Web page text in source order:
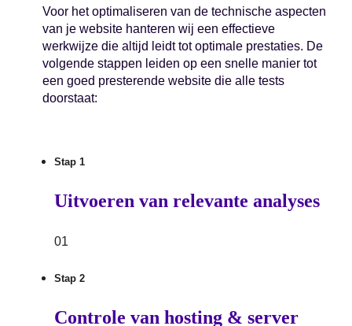
Voor het optimaliseren van de technische aspecten
van je website hanteren wij een effectieve
werkwijze die altijd leidt tot optimale prestaties. De
volgende stappen leiden op een snelle manier tot
een goed presterende website die alle tests
doorstaat:
Stap 1
Uitvoeren van relevante analyses
01
Stap 2
Controle van hosting & server